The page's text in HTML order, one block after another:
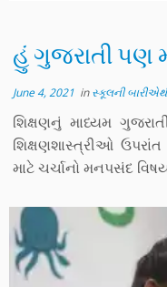
હું ગુજરાતી પણ
June 4, 2021 inસ્કૂલની
શિક્ષણનું માધ્યમ
શિક્ષણશાસ્ત્રીઓ
માટે ચર્ચાનો મનપસંદ